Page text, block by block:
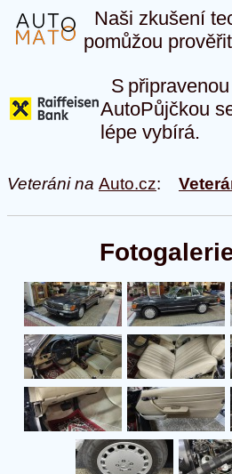
Naši zkušení
pomůžou
S připravenou
AutoPůjčkou
lépe vybírá.
Veteráni na Auto.cz: